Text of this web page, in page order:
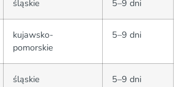
śląskie 5–9 dni
kujawsko-
pomorskie
5–9 dni
śląskie 5–9 dni